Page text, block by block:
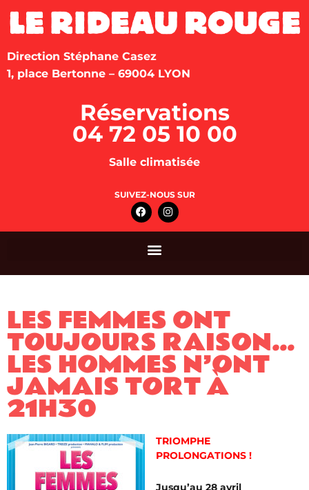
Direction Stéphane Casez
1, place Bertonne – 69004 LYON
Réservations
04 72 05 10 00
Salle climatisée
SUIVEZ-NOUS SUR
LES FEMMES ONT
TOUJOURS RAISON…
LES HOMMES N’ONT
JAMAIS TORT À
21H30
TRIOMPHE
PROLONGATIONS !
Jusqu’au 28 avril